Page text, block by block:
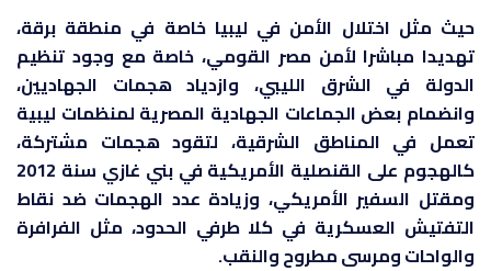
حيث مثل اختلال الأمن في ليبيا خاصة في منطقة برقة،
تهديدا مباشرا لأمن مصر القومي، خاصة مع وجود تنظيم
الدولة في الشرق الليبي، وازدياد هجمات الجهاديين،
وانضمام بعض الجماعات الجهادية المصرية لمنظمات ليبية
تعمل في المناطق الشرقية، لتقود هجمات مشتركة،
كالهجوم على القنصلية الأمريكية في بني غازي سنة 2012
ومقتل السفير الأمريكي، وزيادة عدد الهجمات ضد نقاط
التفتيش العسكرية في كلا طرفي الحدود، مثل الفرافرة
والواحات ومرسى مطروح والنقب.